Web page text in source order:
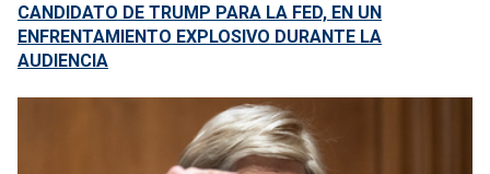
CANDIDATO DE TRUMP PARA LA FED, EN UN
ENFRENTAMIENTO EXPLOSIVO DURANTE LA
AUDIENCIA